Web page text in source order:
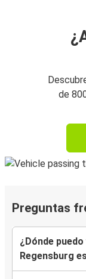
de
Preguntas
¿Dónde
Regensburg